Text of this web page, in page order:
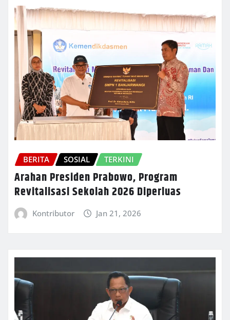
BERITA SOSIAL TERKINI
Arahan Presiden Prabowo, Program
Revitalisasi Sekolah 2026 Diperluas
Kontributor Jan 21, 2026